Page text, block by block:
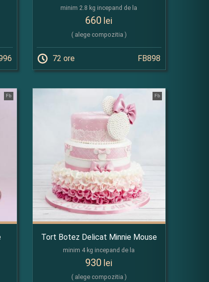
minim 2.8 kg incepand de la
660 lei
( alege compozitia )
72 ore FB898
Fb Fb
Tort Botez Delicat Minnie Mouse
minim 4 kg incepand de la
930 lei
( alege compozitia )